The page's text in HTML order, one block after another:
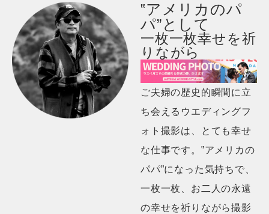
‟アメリカのパ
パ”として
一枚一枚幸せを祈
りながら
ご夫婦の歴史的瞬間に立
ち会えるウエディングフ
ォト撮影は、とても幸せ
な仕事です。‟アメリカの
パパ”になった気持ちで、
一枚一枚、お二人の永遠
の幸せを祈りながら撮影